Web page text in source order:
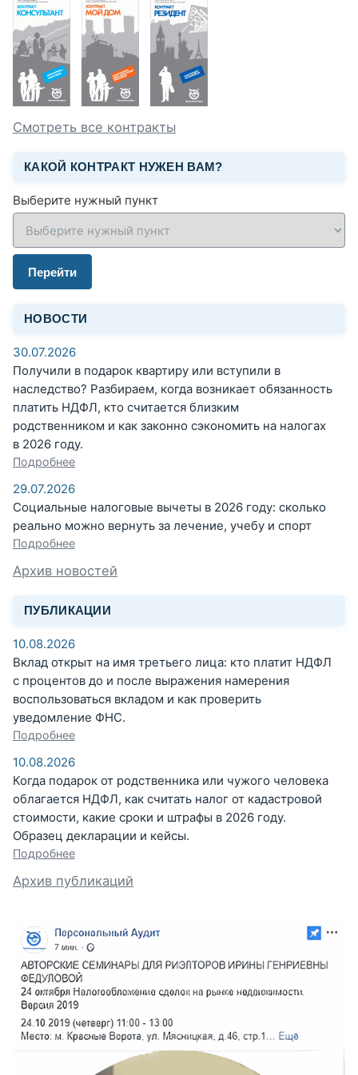
Смотреть все контракты
КАКОЙ КОНТРАКТ НУЖЕН ВАМ?
Выберите нужный пункт
Перейти
НОВОСТИ
30.07.2026
Получили в подарок квартиру или вступили в
наследство? Разбираем, когда возникает обязанность
платить НДФЛ, кто считается близким
родственником и как законно сэкономить на налогах
в 2026 году.
Подробнее
29.07.2026
Социальные налоговые вычеты в 2026 году: сколько
реально можно вернуть за лечение, учебу и спорт
Подробнее
Архив новостей
ПУБЛИКАЦИИ
10.08.2026
Вклад открыт на имя третьего лица: кто платит НДФЛ
с процентов до и после выражения намерения
воспользоваться вкладом и как проверить
уведомление ФНС.
Подробнее
10.08.2026
Когда подарок от родственника или чужого человека
облагается НДФЛ, как считать налог от кадастровой
стоимости, какие сроки и штрафы в 2026 году.
Образец декларации и кейсы.
Подробнее
Архив публикаций